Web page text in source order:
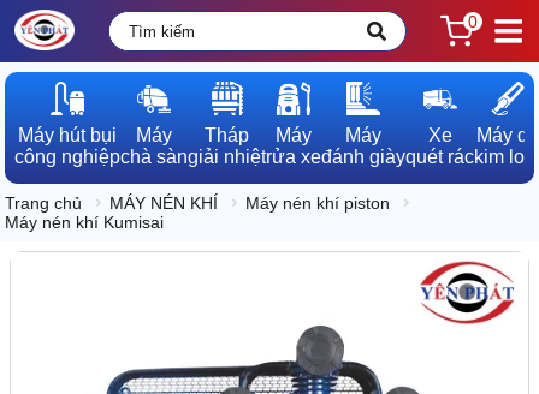
0
Máy hút bụi
công nghiệp
Máy
chà sàn
Tháp
giải nhiệt
Máy
rửa xe
Máy
đánh giày
Xe
quét rác
Máy dò
kim loại
Trang chủ MÁY NÉN KHÍ
Máy nén khí piston
Máy nén khí Kumisai